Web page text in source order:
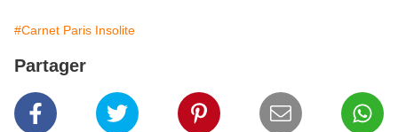
#Carnet Paris Insolite
Partager